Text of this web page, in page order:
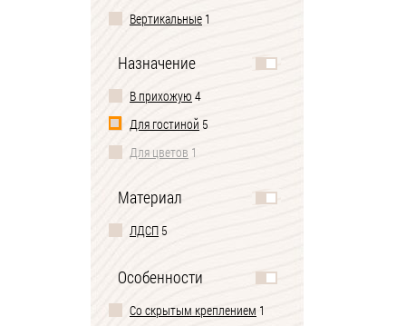
Вертикальные 1
Назначение
В прихожую 4
Для гостиной 5
Для цветов 1
Материал
ЛДСП 5
Особенности
Со скрытым креплением 1